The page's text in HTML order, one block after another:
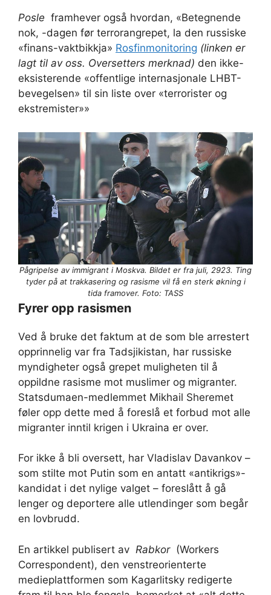
Posle framhever også hvordan, «Betegnende
nok, -dagen før terrorangrepet, la den russiske
«finans-vaktbikkja» Rosfinmonitoring (linken er
lagt til av oss. Oversetters merknad) den ikke-
eksisterende «offentlige internasjonale LHBT-
bevegelsen» til sin liste over «terrorister og
ekstremister»»
Pågripelse av immigrant i Moskva. Bildet er fra juli, 2923. Ting
tyder på at trakkasering og rasisme vil få en sterk økning i
tida framover. Foto: TASS
Fyrer opp rasismen
Ved å bruke det faktum at de som ble arrestert
opprinnelig var fra Tadsjikistan, har russiske
myndigheter også grepet muligheten til å
oppildne rasisme mot muslimer og migranter.
Statsdumaen-medlemmet Mikhail Sheremet
føler opp dette med å foreslå et forbud mot alle
migranter inntil krigen i Ukraina er over.
For ikke å bli oversett, har Vladislav Davankov –
som stilte mot Putin som en antatt «antikrigs»-
kandidat i det nylige valget – foreslått å gå
lenger og deportere alle utlendinger som begår
en lovbrudd.
En artikkel publisert av Rabkor(Workers
Correspondent), den venstreorienterte
medieplattformen som Kagarlitsky redigerte